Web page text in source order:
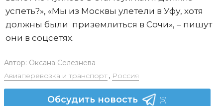
успеть?», «Мы из Москвы улетели в Уфу, хотя
должны были приземлиться в Сочи», – пишут
они в соцсетях.
Автор: Оксана Селезнева
Авиаперевозка и транспорт, Россия
Обсудить новость (5)